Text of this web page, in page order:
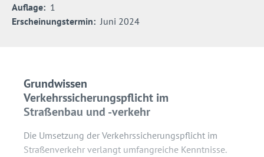
Auflage: 1
Erscheinungstermin: Juni 2024
Grundwissen
Verkehrssicherungspflicht im
Straßenbau und -verkehr
Die Umsetzung der Verkehrssicherungspflicht im
Straßenverkehr verlangt umfangreiche Kenntnisse.